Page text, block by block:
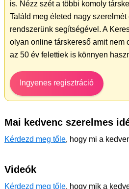
is. Nézz szét a többi komoly
Találd meg életed nagy
rendszerünk segítségével. A
olyan online társkereső amit nem
az 50 év felettiek is könnyen
Ingyenes regisztráció
Mai kedvenc szerelmes
Kérdezd meg tőle, hogy mi a
Videók
Kérdezd meg tőle, hogy mik a